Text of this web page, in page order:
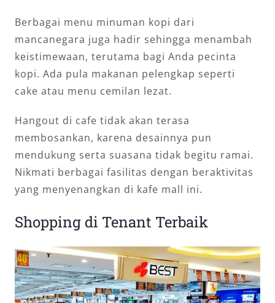
Berbagai menu minuman kopi dari
mancanegara juga hadir sehingga menambah
keistimewaan, terutama bagi Anda pecinta
kopi. Ada pula makanan pelengkap seperti
cake atau menu cemilan lezat.
Hangout di cafe tidak akan terasa
membosankan, karena desainnya pun
mendukung serta suasana tidak begitu ramai.
Nikmati berbagai fasilitas dengan beraktivitas
yang menyenangkan di kafe mall ini.
Shopping di Tenant Terbaik